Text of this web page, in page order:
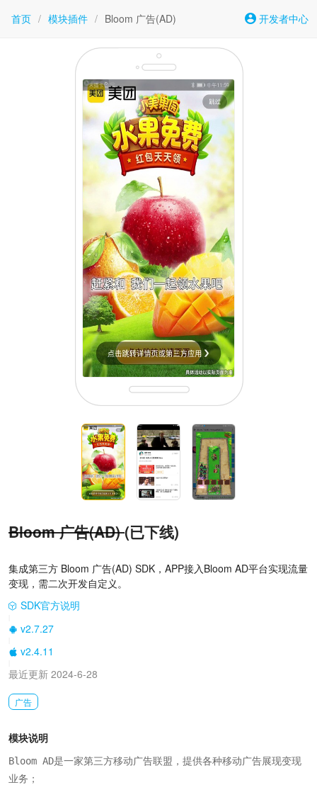
首页 / 模块插件 / Bloom 广告(AD) 开发者中心
Bloom 广告(AD)(已下线)
集成第三方 Bloom 广告(AD) SDK，APP接入Bloom AD平台实现流量
变现，需二次开发自定义。
SDK官方说明
v2.7.27
v2.4.11
最近更新 2024-6-28
广告
模块说明
Bloom AD是一家第三方移动广告联盟，提供各种移动广告展现变现
业务；